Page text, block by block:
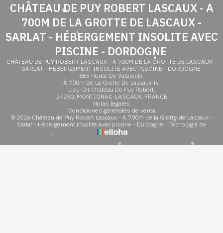
CHÂTEAU DE PUY ROBERT LASCAUX - A
700M DE LA GROTTE DE LASCAUX -
SARLAT - HÉBERGEMENT INSOLITE AVEC
PISCINE - DORDOGNE
CHÂTEAU DE PUY ROBERT LASCAUX - A 700M DE LA GROTTE DE LASCAUX -
SARLAT - HÉBERGEMENT INSOLITE AVEC PISCINE - DORDOGNE
865 Route De Valojoulx,
À 700m De La Grotte De Lascaux Iv,
Lieu-Dit Château De Puy Robert,
24290, MONTIGNAC-LASCAUX, FRANCE
Notas legales
Condiciones generales de venta
© 2026 Château de Puy Robert Lascaux - A 700m de la Grotte de Lascaux -
Sarlat - Hébergement insolite avec piscine - Dordogne | Tecnología de